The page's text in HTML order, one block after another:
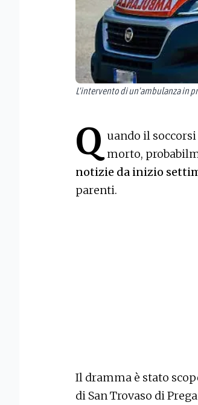
L'intervento di un'ambulanza in
Q uando il
morto,
notizie da inizio
parenti.
Il dramma è stato
di San Trovaso di